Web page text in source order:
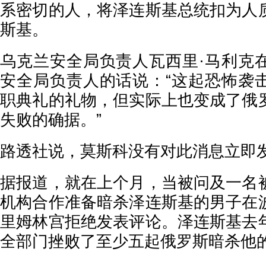
系密切的人，将泽连斯基总统扣为人
斯基。
乌克兰安全局负责人瓦西里·马利克
安全局负责人的话说：“这起恐怖袭
职典礼的礼物，但实际上也变成了俄
失败的确据。”
路透社说，莫斯科没有对此消息立即
据报道，就在上个月，当被问及一名
机构合作准备暗杀泽连斯基的男子在
里姆林宫拒绝发表评论。泽连斯基去
全部门挫败了至少五起俄罗斯暗杀他